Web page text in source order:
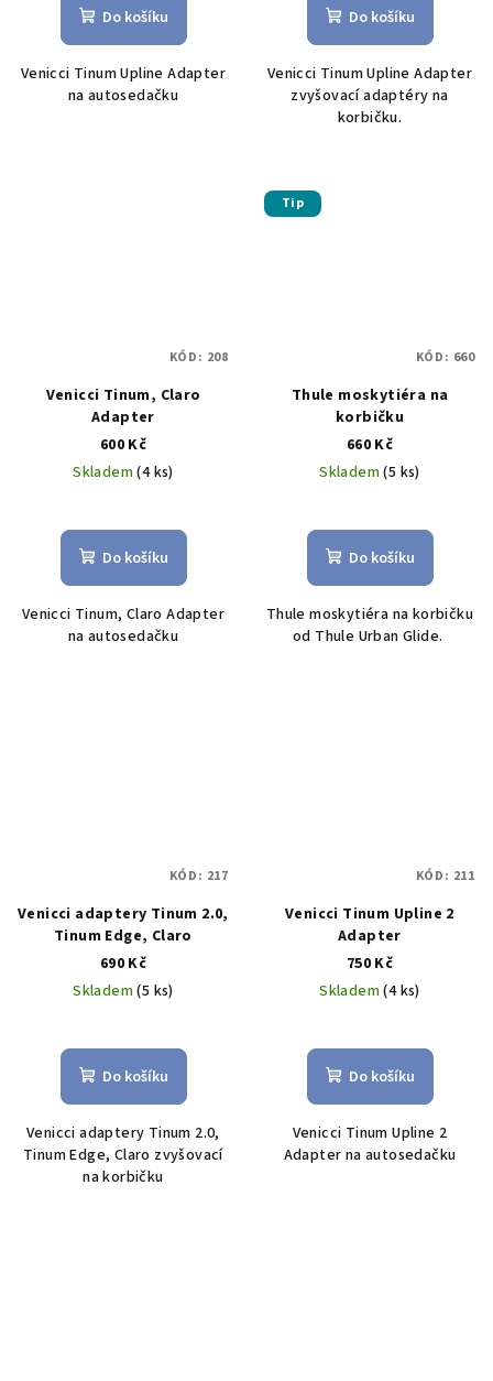
Do košíku
Venicci Tinum Upline Adapter
na autosedačku
Do košíku
Venicci Tinum Upline Adapter
zvyšovací adaptéry na
korbičku.
Venicci Tinum, Claro
Adapter
600 Kč
Skladem(4 ks)
Do košíku
Venicci Tinum, Claro Adapter
na autosedačku
KÓD: 208
Tip
Thule moskytiéra na
korbičku
660 Kč
Skladem(5 ks)
Do košíku
Thule moskytiéra na korbičku
od Thule Urban Glide.
KÓD: 660
Venicci adaptery Tinum 2.0,
Tinum Edge, Claro
690 Kč
Skladem(5 ks)
Do košíku
Venicci adaptery Tinum 2.0,
Tinum Edge, Claro zvyšovací
na korbičku
KÓD: 217
Venicci Tinum Upline 2
Adapter
750 Kč
Skladem(4 ks)
Do košíku
Venicci Tinum Upline 2
Adapter na autosedačku
KÓD: 211